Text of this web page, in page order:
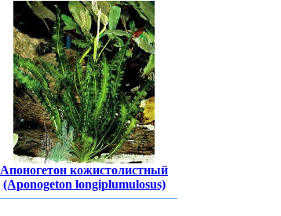
Апоногетон кожистолистный
(Aponogeton longiplumulosus)